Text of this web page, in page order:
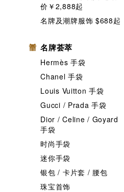
价￥2,888起
名牌及潮牌服饰 $688起
名牌荟萃
Hermès 手袋
Chanel 手袋
Louis Vuitton 手袋
Gucci / Prada 手袋
Dior / Celine / Goyard
手袋
时尚手袋
迷你手袋
银包 / 卡片套 / 腰包
珠宝首饰